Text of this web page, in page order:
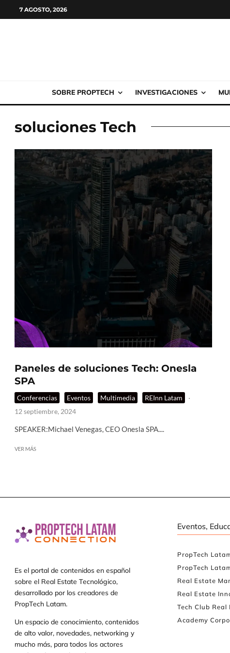
7 AGOSTO, 2026
SOBRE PROPTECH INVESTIGACIONES
soluciones Tech
Paneles de soluciones Tech: Onesla
SPA
Conferencias Eventos Multimedia REInn Latam
·
12 septiembre, 2024
SPEAKER:Michael Venegas, CEO Onesla SPA....
VER MÁS
Es el portal de contenidos en español
sobre el Real Estate Tecnológico,
desarrollado por los creadores de
PropTech Latam.
Un espacio de conocimiento, contenidos
de alto valor, novedades, networking y
mucho más, para todos los actores
Eventos,
PropTech
PropTech
Real Estate
Real Estate
Tech Club Real
Academy